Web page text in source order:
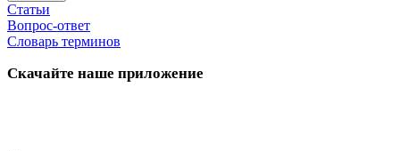
Статьи
Вопрос-ответ
Словарь терминов
Скачайте наше приложение